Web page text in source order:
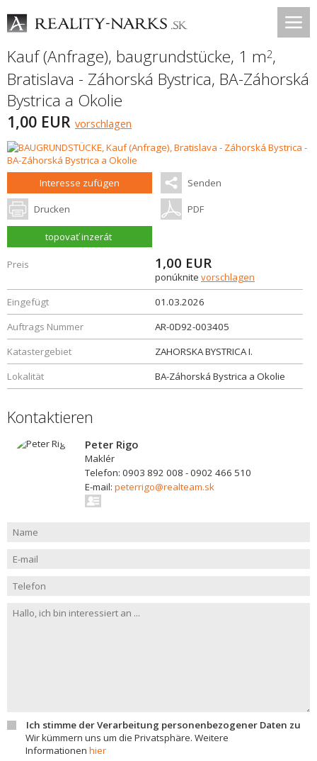
Kauf (Anfrage), baugrundstücke, 1 m2,
Bratislava - Záhorská Bystrica, BA-Záhorská
Bystrica a Okolie
1,00 EUR vorschlagen
Interesse zufügen Senden
Drucken PDF
topovať inzerát
Preis 1,00 EUR
ponúknite vorschlagen
Eingefügt
01.03.2026
Auftrags Nummer
AR-0D92-003405
Katastergebiet
ZAHORSKA BYSTRICA I.
Lokalität
BA-Záhorská Bystrica a Okolie
Kontaktieren
Peter Rigo
Maklér
Telefon: 0903 892 008 - 0902 466 510
E-mail: peterrigo@realteam.sk
Ich stimme der Verarbeitung personenbezogener Daten zu
Wir kümmern uns um die Privatsphäre. Weitere
Informationen hier